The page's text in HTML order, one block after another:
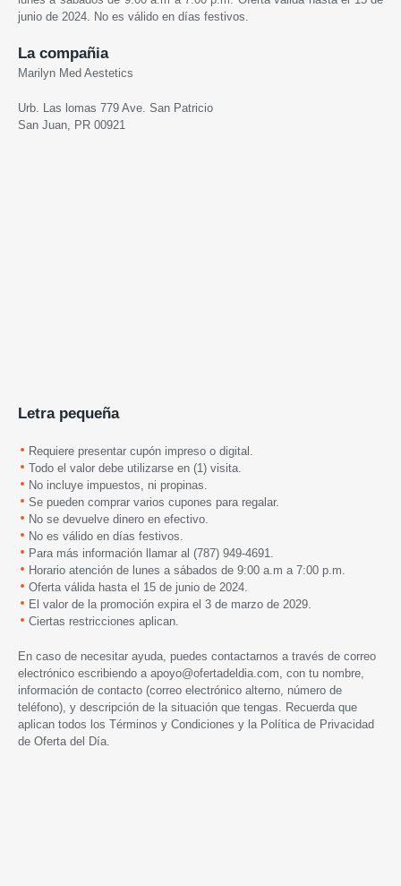
junio de 2024. No es válido en días festivos.
La compañia
Marilyn Med Aestetics
Urb. Las lomas 779 Ave. San Patricio
San Juan, PR 00921
Letra pequeña
Requiere presentar cupón impreso o digital.
Todo el valor debe utilizarse en (1) visita.
No incluye impuestos, ni propinas.
Se pueden comprar varios cupones para regalar.
No se devuelve dinero en efectivo.
No es válido en días festivos.
Para más información llamar al (787) 949-4691.
Horario atención de lunes a sábados de 9:00 a.m a 7:00 p.m.
Oferta válida hasta el 15 de junio de 2024.
El valor de la promoción expira el 3 de marzo de 2029.
Ciertas restricciones aplican.
En caso de necesitar ayuda, puedes contactarnos a través de correo
electrónico escribiendo a apoyo@ofertadeldia.com , con tu nombre,
información de contacto (correo electrónico alterno, número de
teléfono), y descripción de la situación que tengas. Recuerda que
aplican todos los Términos y Condiciones y la Política de Privacidad
de Oferta del Día.